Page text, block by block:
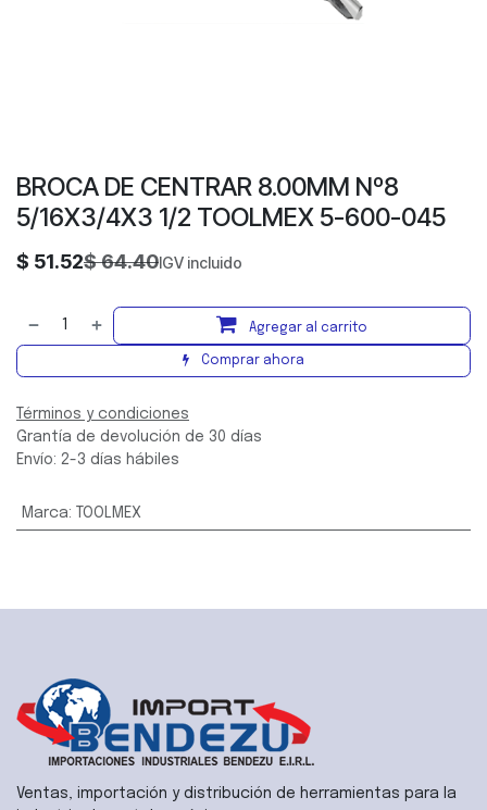
BROCA DE CENTRAR 8.00MM Nº8
5/16X3/4X3 1/2 TOOLMEX 5-600-045
$ 51.52$64.40IGV incluido
Agregar al carrito
Comprar ahora
Términos y condiciones
Grantía de devolución de 30 días
Envío: 2-3 días hábiles
Marca: TOOLMEX
Ventas, importación y distribución de herramientas para la